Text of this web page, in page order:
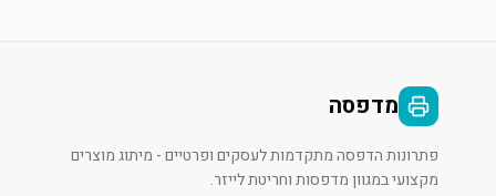
מדפסה
פתרונות הדפסה מתקדמות לעסקים ופרטיים - מיתוג מוצרים
מקצועי במגוון מדפסות וחריטת לייזר.